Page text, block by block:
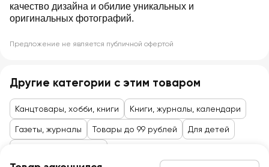
качество дизайна и обилие уникальных и
оригинальных фотографий.
Предложение не является публичной офертой
Другие категории с этим товаром
Канцтовары, хобби, книги Книги, журналы, календари
Газеты, журналы Товары до 99 рублей Для детей